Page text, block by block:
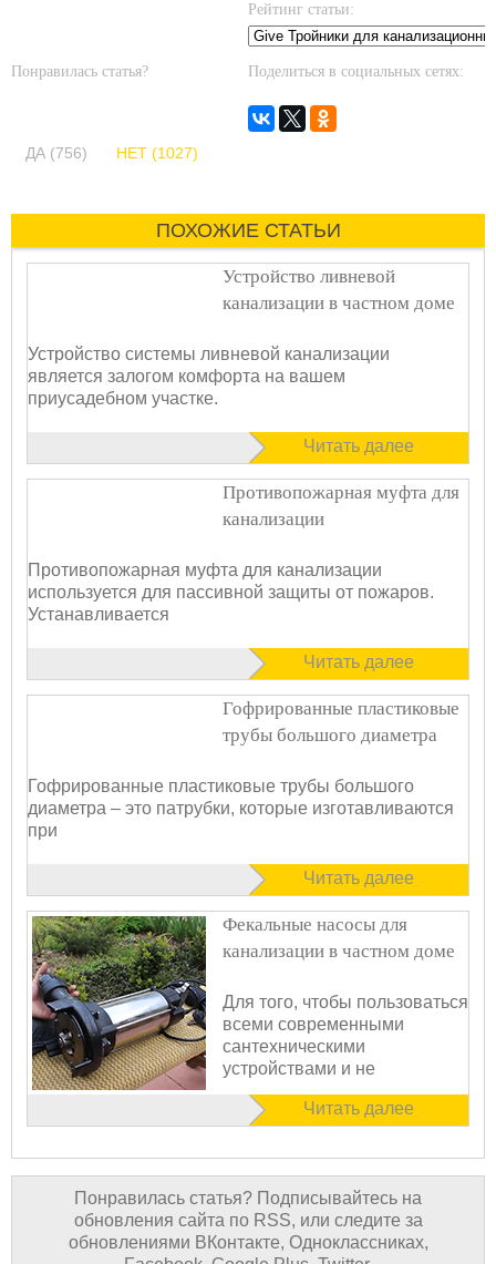
Рейтинг статьи:
Понравилась статья?
ДА (756) НЕТ (1027)
Поделиться в социальных сетях:
ПОХОЖИЕ СТАТЬИ
Устройство ливневой
канализации в частном доме
Устройство системы ливневой канализации
является залогом комфорта на вашем
приусадебном участке.
Читать далее
Противопожарная муфта для
канализации
Противопожарная муфта для канализации
используется для пассивной защиты от пожаров.
Устанавливается
Читать далее
Гофрированные пластиковые
трубы большого диаметра
Гофрированные пластиковые трубы большого
диаметра – это патрубки, которые изготавливаются
при
Читать далее
Фекальные насосы для
канализации в частном доме
Для того, чтобы пользоваться
всеми современными
сантехническими
устройствами и не
чувствовать себя
Читать далее
Понравилась статья? Подписывайтесь на
обновления сайта по RSS, или следите за
обновлениями ВКонтакте, Одноклассниках,